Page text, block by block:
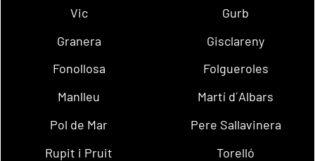
Vic
Gurb
Granera
Gisclareny
Fonollosa
Folgueroles
Manlleu
Martí d´Albars
Pol de Mar
Pere Sallavinera
Rupit i Pruit
Torelló